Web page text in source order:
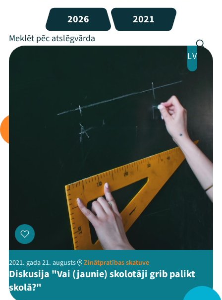
Mana programma
2026 2021
LV
2021. gada 21. augusts Zinātpratības skatuve
Diskusija "Vai (jaunie) skolotāji grib palikt
skolā?"